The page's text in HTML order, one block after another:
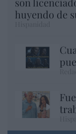
huyendo de